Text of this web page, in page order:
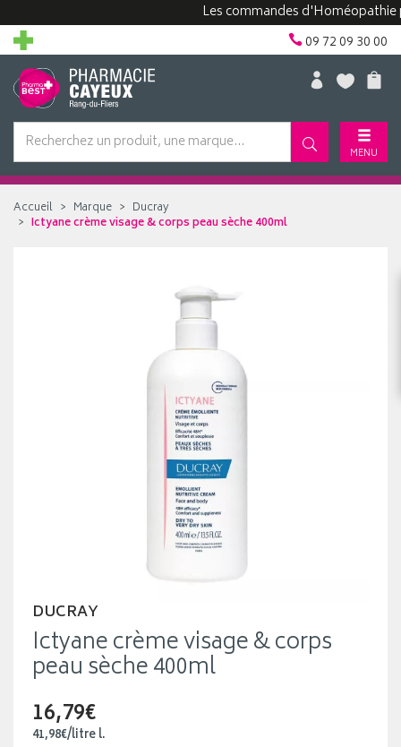
Les commandes d'Homéopathie
09 72 09 30 00
MENU
Accueil Marque
Ducray
Ictyane crème visage & corps peau sèche 400ml
DUCRAY
Ictyane crème visage & corps
peau sèche 400ml
16,79€
41,98€/litrel.